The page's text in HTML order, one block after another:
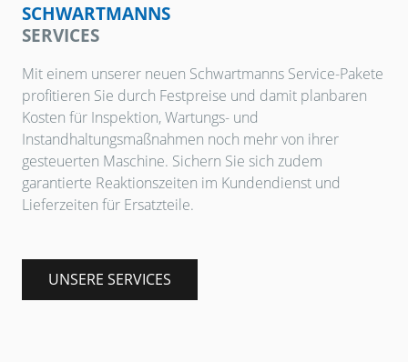
SCHWARTMANNS
SERVICES
Mit einem unserer neuen Schwartmanns Service-Pakete
profitieren Sie durch Festpreise und damit planbaren
Kosten für Inspektion, Wartungs- und
Instandhaltungsmaßnahmen noch mehr von ihrer
gesteuerten Maschine. Sichern Sie sich zudem
garantierte Reaktionszeiten im Kundendienst und
Lieferzeiten für Ersatzteile.
UNSERE SERVICES